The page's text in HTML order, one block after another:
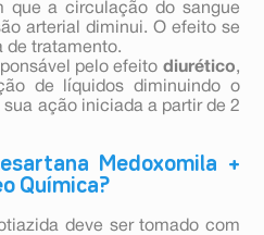
que a circulação do sangue
arterial diminui. O efeito se
de tratamento.
pelo efeito diurético,
de líquidos diminuindo o
sua ação iniciada a partir de 2
Medoxomila +
Química?
deve ser tomado com